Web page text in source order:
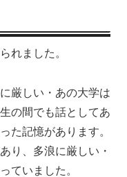
れました。
厳しい・あの大学は
の間でも話としてあ
た記憶があります。
り、多浪に厳しい・
ていました。